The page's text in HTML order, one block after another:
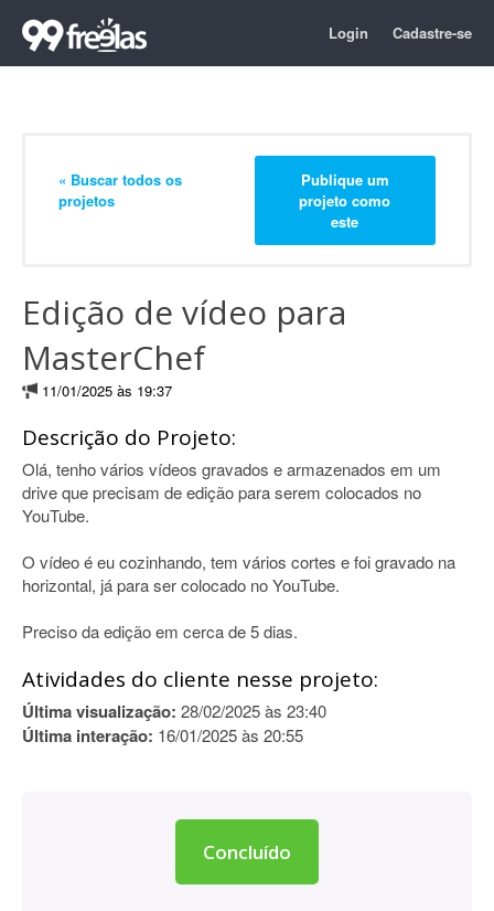
Login Cadastre-se
« Buscar todos os
projetos
Publique um
projeto como
este
Edição de vídeo para
MasterChef
11/01/2025 às 19:37
Descrição do Projeto:
Olá, tenho vários vídeos gravados e armazenados em um
drive que precisam de edição para serem colocados no
YouTube.
O vídeo é eu cozinhando, tem vários cortes e foi gravado na
horizontal, já para ser colocado no YouTube.
Preciso da edição em cerca de 5 dias.
Atividades do cliente nesse projeto:
Última visualização: 28/02/2025 às 23:40
Última interação: 16/01/2025 às 20:55
Concluído